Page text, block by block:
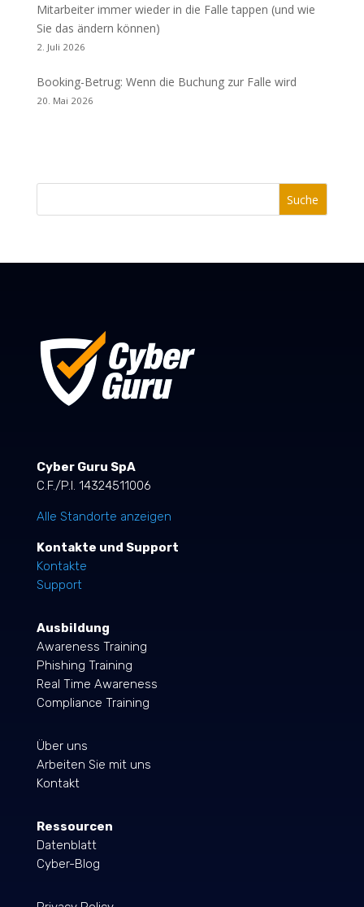
Mitarbeiter immer wieder in die Falle tappen (und wie
Sie das ändern können)
2. Juli 2026
Booking-Betrug: Wenn die Buchung zur Falle wird
20. Mai 2026
Suche
Cyber Guru SpA
C.F./P.I. 14324511006
Alle Standorte anzeigen
Kontakte und Support
Kontakte
Support
Ausbildung
Awareness Training
Phishing Training
Real Time Awareness
Compliance Training
Über uns
Arbeiten Sie mit uns
Kontakt
Ressourcen
Datenblatt
Cyber-Blog